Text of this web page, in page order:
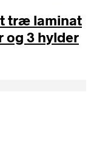
træ laminat
og 3 hylder